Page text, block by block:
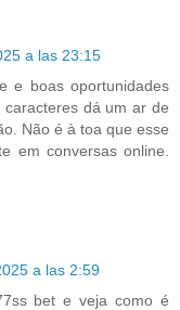
a las 23:15
e boas oportunidades
caracteres dá um ar de
Não é à toa que esse
em conversas online.
a las 2:59
bet e veja como é